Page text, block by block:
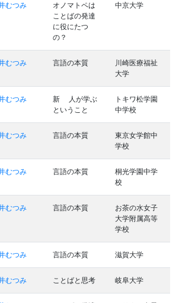
むつみ
オノマトペは
ことばの発達
に役にたつ
の？
中京大学
むつみ 言語の本質
川崎医療福祉
大学
むつみ
新 人が学ぶ
ということ
トキワ松学園
中学校
むつみ 言語の本質
東京女学館中
学校
むつみ 言語の本質
桐光学園中学
校
むつみ 言語の本質
お茶の水女子
大学附属高等
学校
むつみ 言語の本質 滋賀大学
むつみ ことばと思考 岐阜大学